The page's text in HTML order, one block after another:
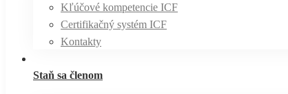
Kľúčové kompetencie ICF
Certifikačný systém ICF
Kontakty
Staň sa členom